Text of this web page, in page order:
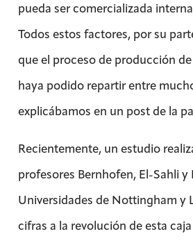
pueda ser comercializada
Todos estos factores, por su
que el proceso de producción
haya podido repartir entre
explicábamos en un post de la
Recientemente, un estudio
profesores Bernhofen, El-Sahli y
Universidades de Nottingham y
cifras a la revolución de esta